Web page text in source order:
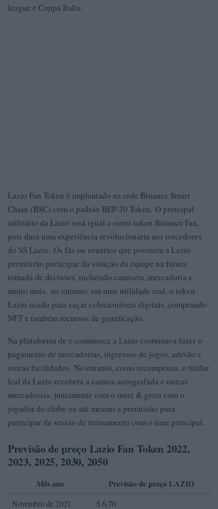
league e Coppa Italia.
Lazio Fan Token é implantado na rede Binance Smart
Chain (BSC) com o padrão BEP-20 Token. O principal
utilitário da Lazio será igual a outro token Binance Fan,
pois dará uma experiência revolucionária aos torcedores
do SS Lazio. Os fãs ou usuários que possuem a Lazio
permitirão participar da votação da equipe na futura
tomada de decisões, incluindo camiseta, mercadoria e
muito mais. no entanto, em uma utilidade real, o token
Lazio usado para caçar colecionáveis ​​digitais, comprando
NFT e também recursos de gamificação.
Na plataforma de e-commerce a Lazio costumava fazer o
pagamento de mercadorias, ingressos de jogos, adesão e
outras facilidades. No entanto, como recompensa, o titular
leal da Lazio receberá a camisa autografada e outras
mercadorias, juntamente com o meet & greet com o
jogador do clube ou até mesmo a permissão para
participar da sessão de treinamento com o time principal.
Previsão de preço Lazio Fan Token 2022,
2023, 2025, 2030, 2050
Mês ano Previsão de preço LAZIO
Novembro de 2021
$ 6,70